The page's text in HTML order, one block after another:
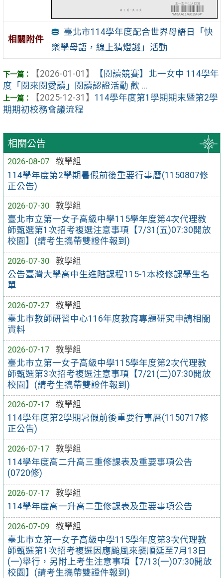
相關公告
2026-08-07
教學組
114學年度第2學期暑假前後重要行事曆(1150807修
正公告)
2026-07-30
教學組
臺北市立第一女子高級中學115學年度第4次代理教
師甄選第1次招考複選注意事項【7/31(五)07:30開放
校園】(請考生攜帶雙證件報到)
2026-07-30
教學組
公告臺灣大學高中生進階課程115-1本校修課學生名
單
2026-07-27
教學組
臺北市教師研習中心116年度教育專題研究申請相關
資料
2026-07-17
教學組
臺北市立第一女子高級中學115學年度第2次代理教
師甄選第3次招考複選注意事項【7/21(二)07:30開放
校園】(請考生攜帶雙證件報到)
2026-07-17
教學組
114學年度第2學期暑假前後重要行事曆(1150717修
正公告)
2026-07-17
教學組
114學年度高二升高三重修課表及重要事項公告
(0720修)
2026-07-17
教學組
114學年度高一升高二重修課表及重要事項公告
2026-07-09
教學組
臺北市立第一女子高級中學115學年度第3次代理教
師甄選第1次招考複選因應颱風來襲順延至7月13日
(一)舉行，另附上考生注意事項【7/13(一)07:30開放
校園】(請考生攜帶雙證件報到)
相關附件
臺北市114學年度配合世界母語日「快
樂學母語，線上猜燈謎」活動
【2026-01-01】
【閱讀競賽】北一女中 114學年
度「閱來閱愛讀」閱讀認證活動 歡 ...
【2025-12-31】 114學年度第1學期期末暨第2學
期期初校務會議流程